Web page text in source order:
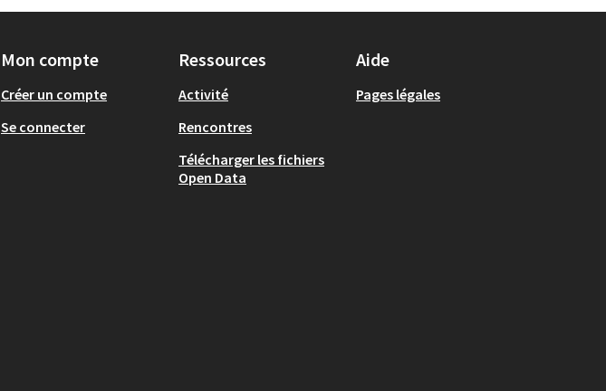
Mon compte
Créer un compte
Se connecter
Ressources
Activité
Rencontres
Télécharger les fichiers
Open Data
Aide
Pages légales